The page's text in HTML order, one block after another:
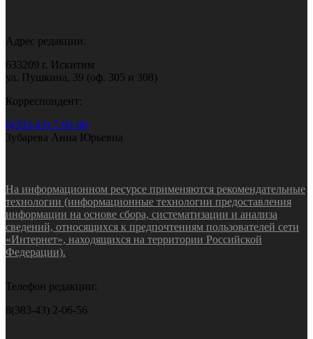
Адрес редакции:
633209 г. Искитим
ул. Пушкина, 39 (оф. 305 и 308)
Корреспондент:
8(383-43) 7-90-60
Зубарева Анна Юрьевна
На информационном ресурсе применяются рекомендательные
технологии (информационные технологии предоставления
информации на основе сбора, систематизации и анализа
сведений, относящихся к предпочтениям пользователей сети
«Интернет», находящихся на территории Российской
Федерации).
Телефон редакции:
8(383-43) 2-06-56